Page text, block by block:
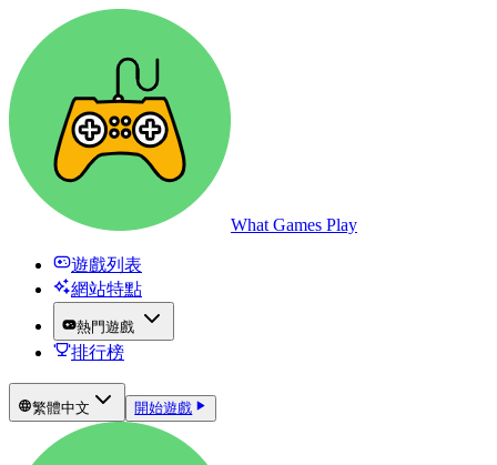
What Games Play
遊戲列表
網站特點
熱門遊戲
排行榜
繁體中文 開始遊戲